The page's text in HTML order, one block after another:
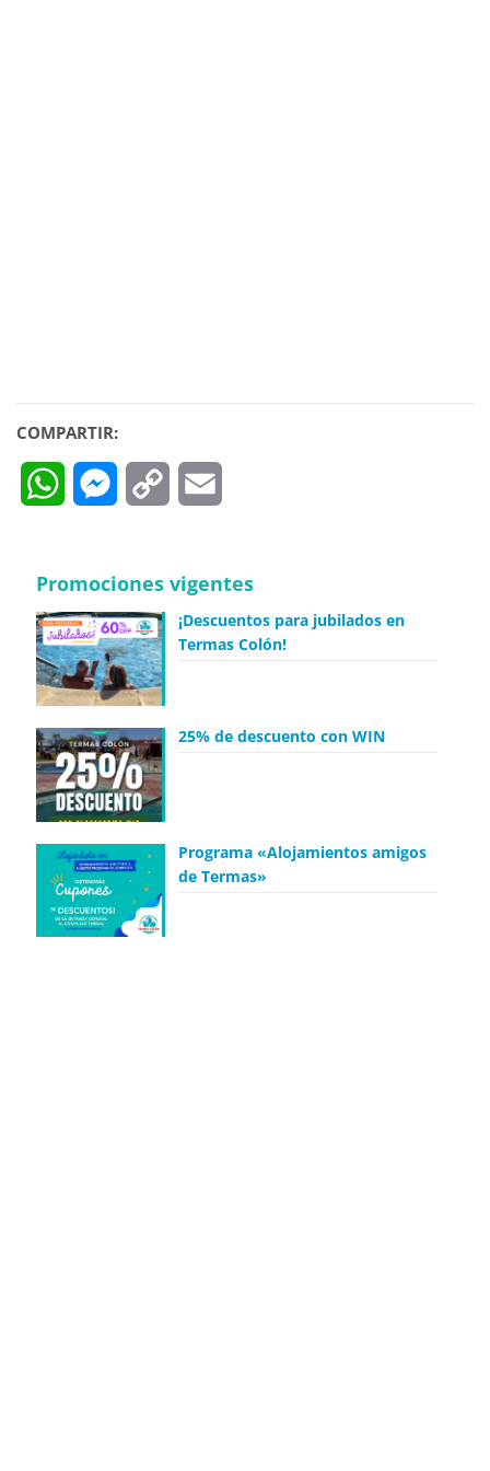
COMPARTIR:
WhatsAppMessenger
Copy
Promociones vigentes
¡Descuentos para jubilados en
Termas Colón!
25% de descuento con WIN
Programa «Alojamientos amigos
de Termas»